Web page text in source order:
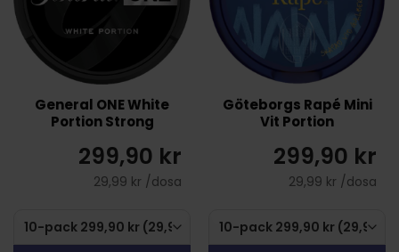
General ONE White
Portion Strong
299,90 kr
29,99 kr /dosa
Göteborgs Rapé Mini
Vit Portion
299,90 kr
29,99 kr /dosa